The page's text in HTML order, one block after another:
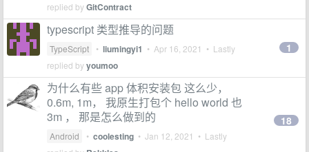
replied byGitContract
typescript 类型推导的问题
TypeScript • liumingyi1 • Apr 16, 2021 • Lastly
replied byyoumoo
1
为什么有些 app 体积安装包 这么少，
0.6m, 1m， 我原生打包个 hello world 也
3m ， 那是怎么做到的
Android • coolesting • Jan 12, 2021 • Lastly
18